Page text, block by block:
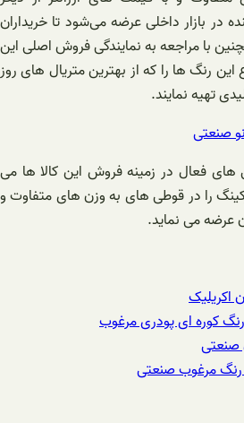
در بازار داخلی عرضه می‌شود تا خریداران
با مراجعه به نمایندگی فروش اصلی این
رنگ ها را که از بهترین متریال های روز
تهیه نمایند.
صنعتی
های فعال در زمینه فروش این کالا ها می
را در قوطی های به وزن های متفاوت و
عرضه می نماید.
اکریلیک
رنگ کوره ای پودری مرغوب
صنعتی
رنگ مرغوب صنعتی